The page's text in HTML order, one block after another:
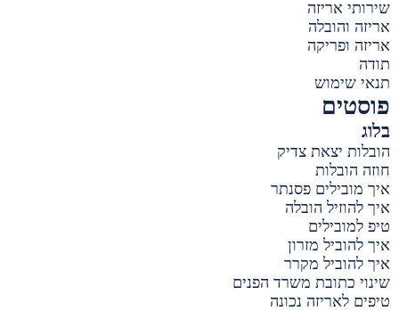
שירותי אריזה
אריזה והובלה
אריזה ופריקה
תודה
תנאי שימוש
פוסטים
בלוג
הובלות יצאת צדיק
חוזה הובלות
איך מובילים פסנתר
איך להוזיל הובלה
טיפ למובילים
איך להוביל מזרון
איך להוביל מקרר
שינוי כתובת משרד הפנים
טיפים לאריזה נכונה